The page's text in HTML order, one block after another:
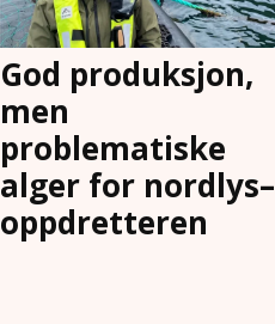
God produksjon,
men
problematiske
alger for nordlys–
oppdretteren